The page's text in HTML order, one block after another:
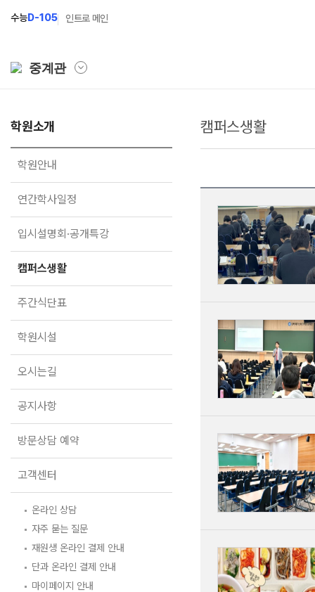
수능D-105 인트로 메인
중계관
학원소개
학원안내
연간학사일정
캠퍼스생활
주간식단표
학원시설
오시는길
공지사항
방문상담 예약
고객센터
온라인 상담
자주 묻는 질문
마이페이지 안내
N Class
2027 파이널 정규반
2027 N수 정규반
2027 반수반
2027 지역의사제 특별반
학원소개
학원안내
연간학사일정
입시설명회·공개특강
캠퍼스생활
주간식단표
학원시설
오시는길
공지사항
방문상담 예약
고객센터
온라인 상담
자주 묻는 질문
재원생 온라인 결제 안내
단과 온라인 결제 안내
마이페이지 안내
캠퍼스생활